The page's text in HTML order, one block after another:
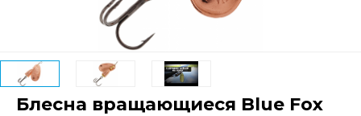
Блесна вращающиеся Blue Fox